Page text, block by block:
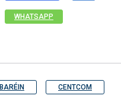
WHATSAPP
BARÉIN CENTCOM